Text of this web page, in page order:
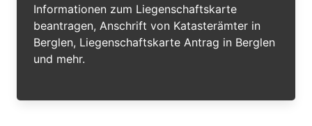
Informationen zum Liegenschaftskarte
beantragen, Anschrift von Katasterämter in
Berglen, Liegenschaftskarte Antrag in Berglen
und mehr.